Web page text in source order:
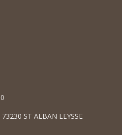
ST ALBAN LEYSSE